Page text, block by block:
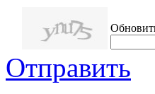
Отправить